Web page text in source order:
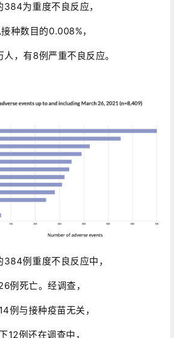
384为重度不良反应，
种数目的0.008%，
人，有8例严重不良反应。
384例重度不良反应中，
例死亡。经调查，
例与接种疫苗无关，
12例还在调查中，